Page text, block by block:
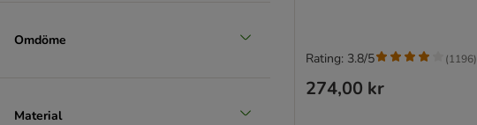
Omdöme
Material
274,00 kr
Rating: 3.8/5 (1196)